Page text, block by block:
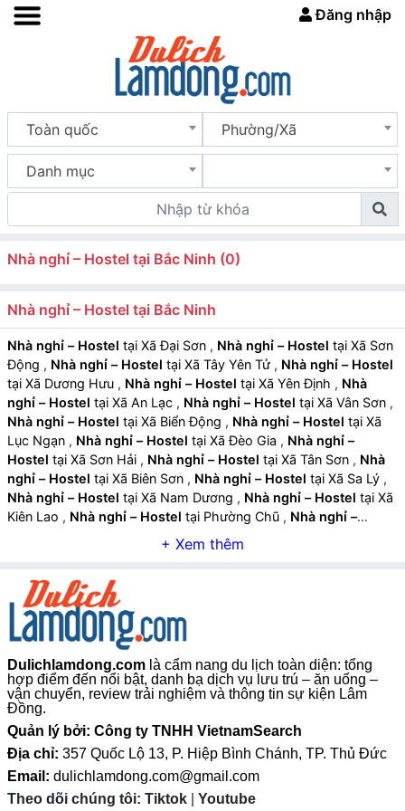
Đăng nhập
Toàn quốc Phường/Xã
Danh mục
Nhà nghỉ – Hostel tại Bắc Ninh (0)
Nhà nghỉ – Hostel tại Bắc Ninh
Nhà nghỉ – Hostel tại Xã Đại Sơn , Nhà nghỉ – Hostel tại Xã Sơn
Động , Nhà nghỉ – Hostel tại Xã Tây Yên Tử , Nhà nghỉ – Hostel
tại Xã Dương Hưu , Nhà nghỉ – Hostel tại Xã Yên Định , Nhà
nghỉ – Hostel
tại Xã An Lạc , Nhà nghỉ – Hostel tại Xã Vân Sơn ,
Nhà nghỉ – Hostel
tại Xã Biển Động , Nhà nghỉ – Hostel tại Xã
Lục Ngạn , Nhà nghỉ – Hostel tại Xã Đèo Gia , Nhà nghỉ –
Hostel
tại Xã Sơn Hải , Nhà nghỉ – Hostel tại Xã Tân Sơn , Nhà
nghỉ – Hostel
tại Xã Biên Sơn , Nhà nghỉ – Hostel tại Xã Sa Lý ,
Nhà nghỉ – Hostel
tại Xã Nam Dương , Nhà nghỉ – Hostel tại Xã
Kiên Lao , Nhà nghỉ – Hostel tại Phường Chũ , Nhà nghỉ –
tại Phường Phượng Sơn Nhà nghỉ – Hostel
tại Xã Trường Sơn
Hostel
tại Xã Nghĩa Phương
Nhà nghỉ – Hostel
Bảo Đài
Nhà nghỉ – Hostel
tại Xã Mỹ Thái
– Hostel
tại Xã Tân Dĩnh, Nhà nghỉ – Hostel tại Xã Tiên Lục,
Nhà nghỉ – Hostel
tại Xã Yên Thế,Nhà nghỉ – Hosteltại Xã Bố
Hạ,Nhà nghỉ – Hostel tại Xã Đồng Kỳ Nhà nghỉ – Hostel
Xã Xuân Lương,Nhà nghỉ – Hostel tại Xã Tam Tiến
Hostel
tại Xã Tân Yên, Nhà nghỉ – Hostel tại Xã Ngọc Thiện,
Nhà nghỉ – Hostel
tại Xã Nhã Nam ,Nhà nghỉ – Hosteltại Xã
Phúc Hòa,Nhà nghỉ – Hostel tại Xã Quang Trung
Hostel
tại Xã Hợp Thịnh,Nhà nghỉ – Hostel
Dulichlamdong.com là cẩm nang du lịch toàn diện: tổng
hợp điểm đến nổi bật, danh bạ dịch vụ lưu trú – ăn uống –
vận chuyển, review trải nghiệm và thông tin sự kiện Lâm
Đồng.
Quản lý bởi: Công ty TNHH VietnamSearch
Địa chỉ: 357 Quốc Lộ 13, P. Hiệp Bình Chánh, TP. Thủ Đức
Email: dulichlamdong.com@gmail.com
Theo dõi chúng tôi: Tiktok Youtube